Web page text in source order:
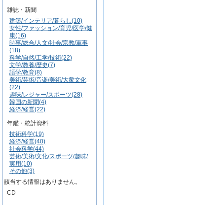
雑誌・新聞
建築/インテリア/暮らし(10)
女性/ファッション/育児/医学/健
康(16)
時事/総合/人文/社会/宗教/軍事
(18)
科学/自然/工学/技術(22)
文学/教養/歴史(7)
語学/教育(8)
美術/芸術/音楽/美術/大衆文化
(22)
趣味/レジャー/スポーツ(28)
韓国の新聞(4)
経済/経営(22)
年鑑・統計資料
技術科学(19)
経済/経営(40)
社会科学(44)
芸術/美術/文化/スポーツ/趣味/
実用(10)
その他(3)
該当する情報はありません。
CD